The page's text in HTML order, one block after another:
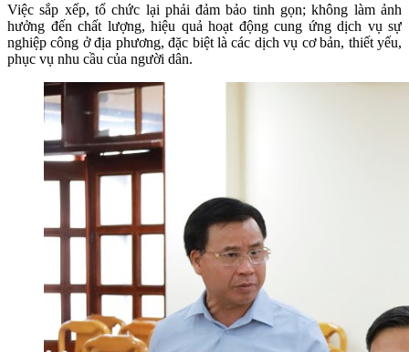
Việc sắp xếp, tổ chức lại phải đảm bảo tinh gọn; không làm ảnh
hưởng đến chất lượng, hiệu quả hoạt động cung ứng dịch vụ sự
nghiệp công ở địa phương, đặc biệt là các dịch vụ cơ bản, thiết yếu,
phục vụ nhu cầu của người dân.